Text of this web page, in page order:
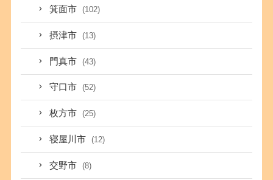
箕面市 (102)
摂津市 (13)
門真市 (43)
守口市 (52)
枚方市 (25)
寝屋川市 (12)
交野市 (8)